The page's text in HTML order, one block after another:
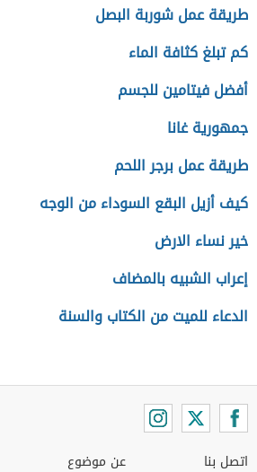
طريقة عمل شوربة البصل
كم تبلغ كثافة الماء
أفضل فيتامين للجسم
جمهورية غانا
طريقة عمل برجر اللحم
كيف أزيل البقع السوداء من الوجه
خير نساء الارض
إعراب الشبيه بالمضاف
الدعاء للميت من الكتاب والسنة
اتصل بنا عن موضوع